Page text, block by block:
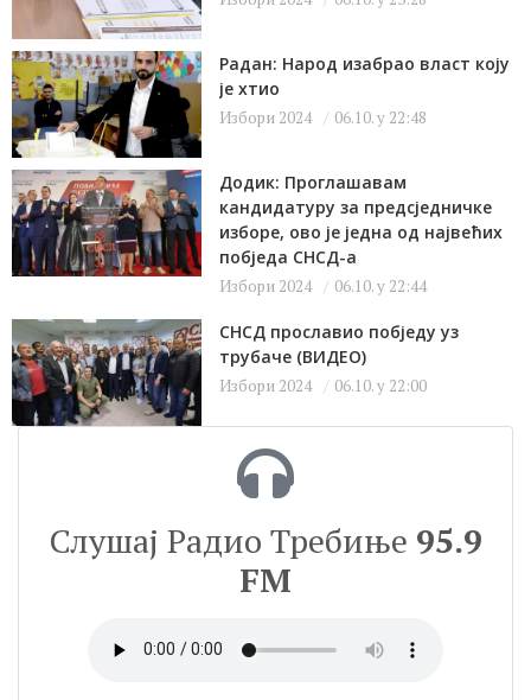
Радан: Народ изабрао власт коју
је хтио
Избори 2024 06.10. у 22:48
Додик: Проглашавам
кандидатуру за предсједничке
изборе, ово је једна од највећих
побједа СНСД-а
Избори 2024 06.10. у 22:44
СНСД прославио побједу уз
трубаче (ВИДЕО)
Избори 2024 06.10. у 22:00
Слушај Радио Требиње 95.9
FM